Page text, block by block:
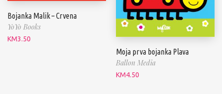
Bojanka Malik – Crvena
YoYo Books
KM3.50
Moja prva bojanka Plava
Ballon Media
KM4.50